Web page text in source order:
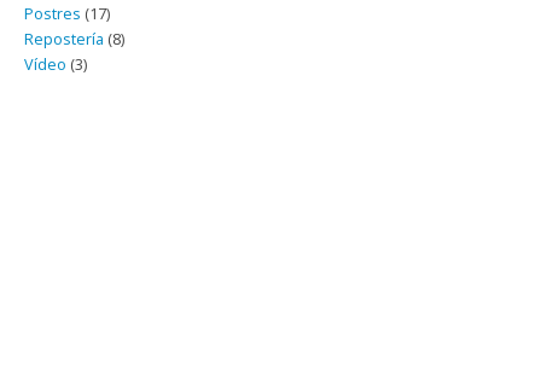
Postres (17)
Repostería (8)
Vídeo (3)